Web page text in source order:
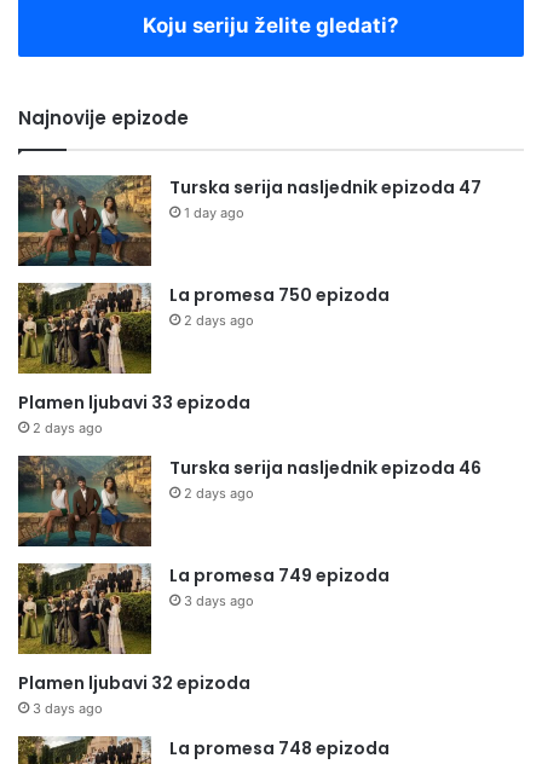
Koju seriju želite gledati?
Najnovije epizode
Turska serija nasljednik epizoda 47
1 day ago
La promesa 750 epizoda
2 days ago
Plamen ljubavi 33 epizoda
2 days ago
Turska serija nasljednik epizoda 46
2 days ago
La promesa 749 epizoda
3 days ago
Plamen ljubavi 32 epizoda
3 days ago
La promesa 748 epizoda